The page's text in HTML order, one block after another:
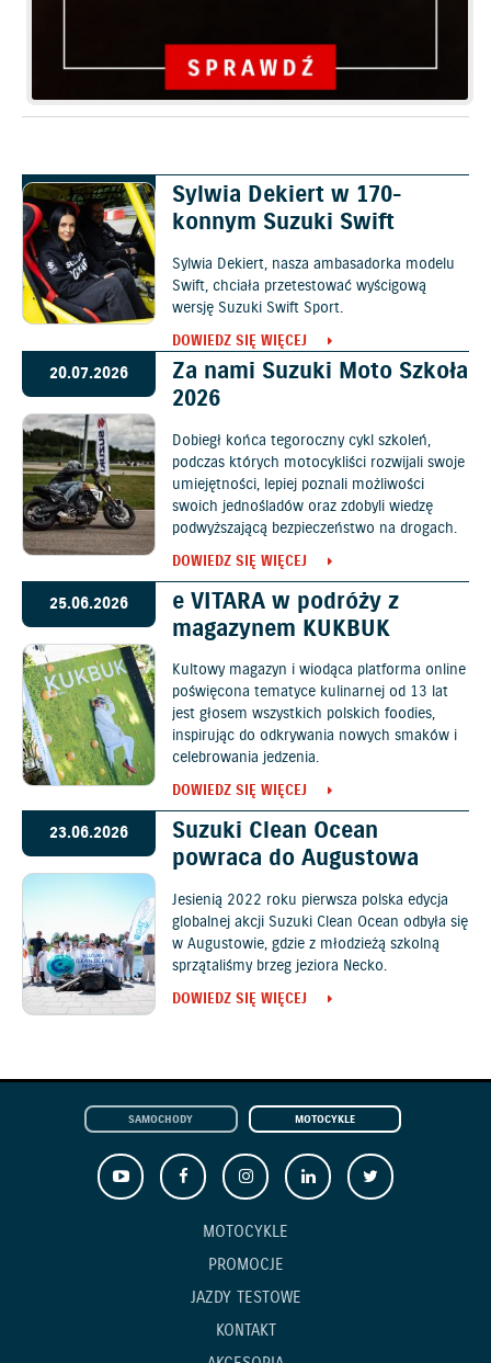
30.07.2026
Sylwia Dekiert w 170-
konnym Suzuki Swift
Sylwia Dekiert, nasza ambasadorka modelu
Swift, chciała przetestować wyścigową
wersję Suzuki Swift Sport.
DOWIEDZ SIĘ WIĘCEJ
20.07.2026
Za nami Suzuki Moto Szkoła
2026
Dobiegł końca tegoroczny cykl szkoleń,
podczas których motocykliści rozwijali swoje
umiejętności, lepiej poznali możliwości
swoich jednośladów oraz zdobyli wiedzę
podwyższającą bezpieczeństwo na drogach.
DOWIEDZ SIĘ WIĘCEJ
25.06.2026
e VITARA w podróży z
magazynem KUKBUK
Kultowy magazyn i wiodąca platforma online
poświęcona tematyce kulinarnej od 13 lat
jest głosem wszystkich polskich foodies,
inspirując do odkrywania nowych smaków i
celebrowania jedzenia.
DOWIEDZ SIĘ WIĘCEJ
23.06.2026
Suzuki Clean Ocean
powraca do Augustowa
Jesienią 2022 roku pierwsza polska edycja
globalnej akcji Suzuki Clean Ocean odbyła się
w Augustowie, gdzie z młodzieżą szkolną
sprzątaliśmy brzeg jeziora Necko.
DOWIEDZ SIĘ WIĘCEJ
SAMOCHODY MOTOCYKLE
MOTOCYKLE
PROMOCJE
JAZDY TESTOWE
KONTAKT